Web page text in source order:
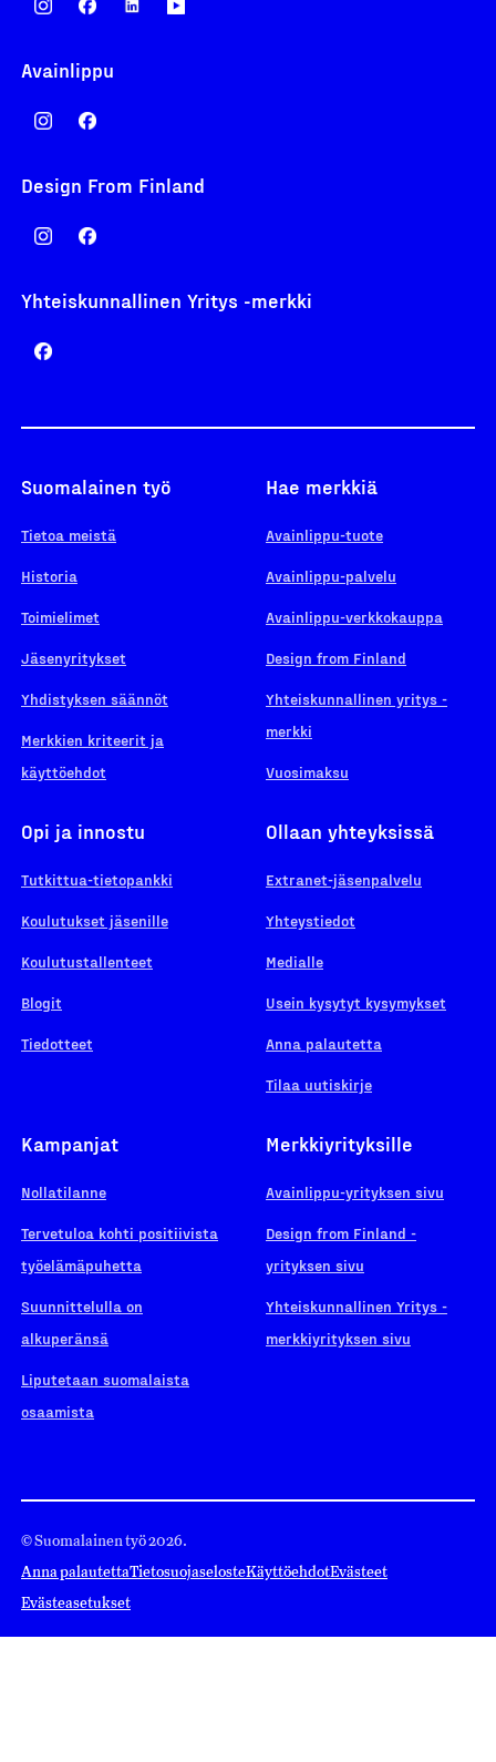
Avainlippu
Design From Finland
Yhteiskunnallinen Yritys -merkki
Suomalainen työ
Tietoa meistä
Historia
Toimielimet
Jäsenyritykset
Yhdistyksen säännöt
Merkkien kriteerit ja
käyttöehdot
Hae merkkiä
Avainlippu-tuote
Avainlippu-palvelu
Avainlippu-verkkokauppa
Design from Finland
Yhteiskunnallinen yritys -
merkki
Vuosimaksu
Opi ja innostu
Tutkittua-tietopankki
Koulutukset jäsenille
Koulutustallenteet
Blogit
Tiedotteet
Ollaan yhteyksissä
Extranet-jäsenpalvelu
Yhteystiedot
Medialle
Usein kysytyt kysymykset
Anna palautetta
Tilaa uutiskirje
Kampanjat
Nollatilanne
Tervetuloa kohti positiivista
työelämäpuhetta
Suunnittelulla on
alkuperänsä
Liputetaan suomalaista
osaamista
Merkkiyrityksille
Avainlippu-yrityksen sivu
Design from Finland -
yrityksen sivu
Yhteiskunnallinen Yritys -
merkkiyrityksen sivu
© Suomalainen työ 2026.
Anna palautettaTietosuojaselosteKäyttöehdotEvästeet
Evästeasetukset